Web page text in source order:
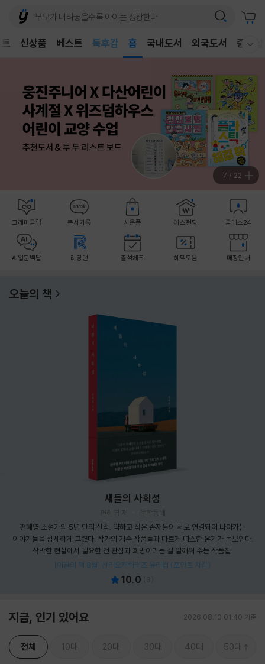
신상품 베스트
독후감
홈 국내도서 외국도서 중고샵
8 / 22
크레마클럽 독서기록 사은품 예스펀딩 클래스24
AI일문백답 리딩런 출석체크 혜택모음 매장안내
오늘의 책
새들의 사회성
편혜영 소설가의 5년 만의 신작. 약하고 작은 존재들이 서로 연결되어 나아가는
이야기들을 섬세하게 그렸다. 작가의 기존 작품들과 다르게 따스한 온기가 돋보인다.
삭막한 현실에서 필요한 건 관심과 희망이라는 걸 일깨워 주는 작품집.
[이달의 책 8월] 산리오캐릭터즈 유리컵 (포인트 차감)
10.0
지금, 인기 있어요 2026.08.10 01:40 기준
전체 10대 20대 30대 40대 50대